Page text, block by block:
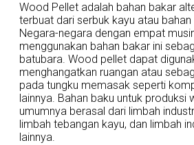
Wood Pellet adalah bahan bakar
terbuat dari serbuk kayu atau bahan
Negara-negara dengan empat
menggunakan bahan bakar ini
batubara. Wood pellet dapat
menghangatkan ruangan atau
pada tungku memasak seperti
lainnya. Bahan baku untuk produksi
umumnya berasal dari limbah
limbah tebangan kayu, dan limbah
lainnya.